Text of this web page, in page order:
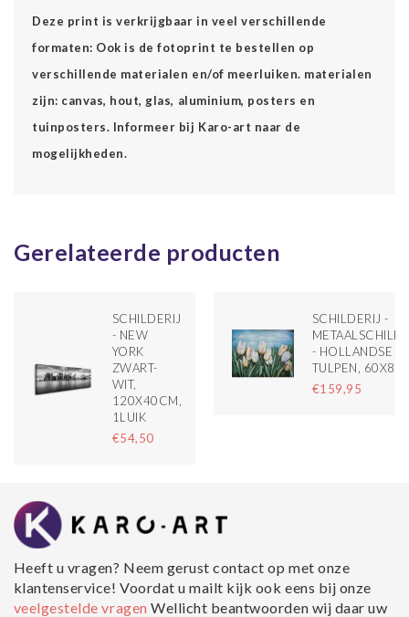
Deze print is verkrijgbaar in veel verschillende
formaten: Ook is de fotoprint te bestellen op
verschillende materialen en/of meerluiken. materialen
zijn: canvas, hout, glas, aluminium, posters en
tuinposters. Informeer bij Karo-art naar de
mogelijkheden.
Gerelateerde producten
SCHILDERIJ
- NEW
YORK
ZWART-
WIT,
120X40CM,
1LUIK
€54,50
SCHILDERIJ -
- HOLLANDSE
TULPEN, 60X80
€159,95
Heeft u vragen? Neem gerust contact op met onze
klantenservice! Voordat u mailt kijk ook eens bij onze
veelgestelde vragenWellicht beantwoorden wij daar uw